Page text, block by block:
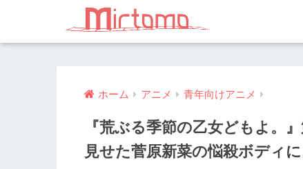
ホーム アニメ 青年向けアニメ
『荒ぶる季節の乙女どもよ。
見せた菅原新菜の悩殺ボディ